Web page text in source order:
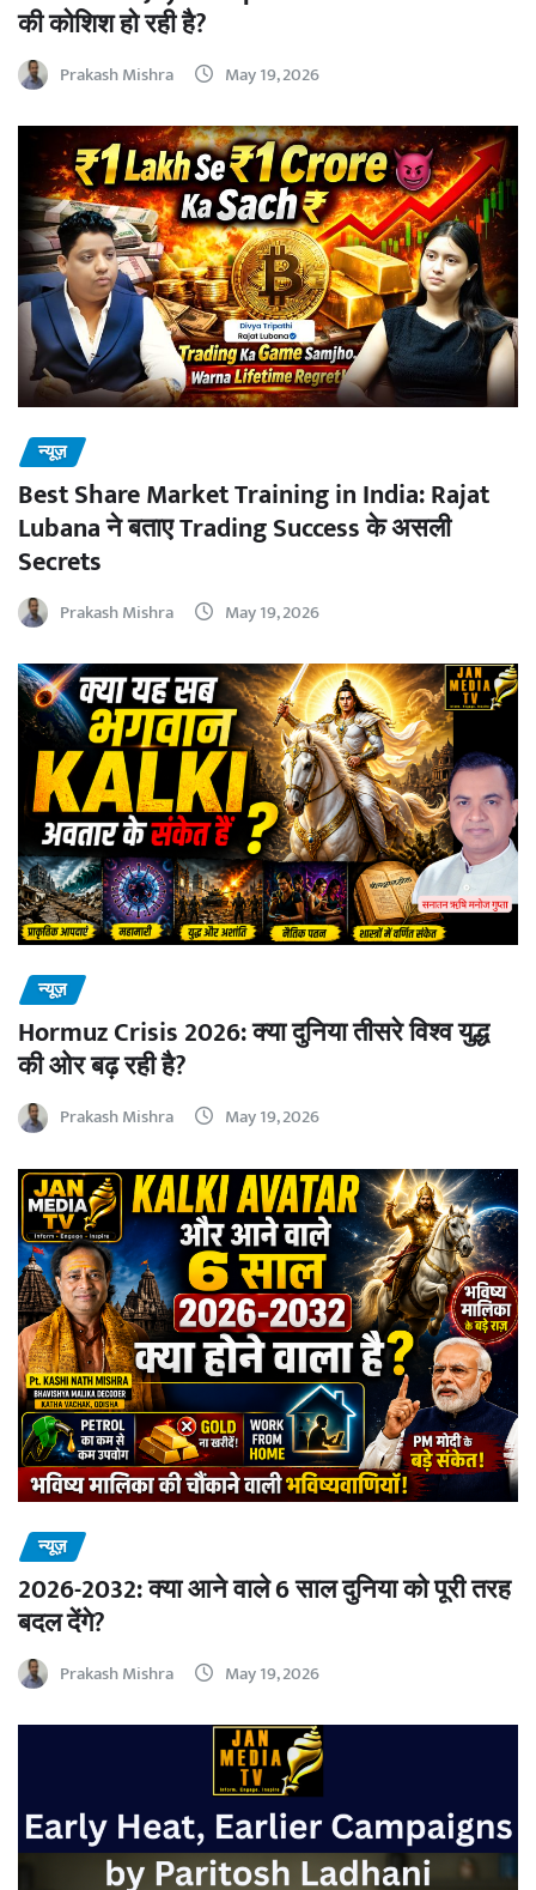
की कोशिश हो रही है?
Prakash Mishra May 19, 2026
न्यूज़
Best Share Market Training in India: Rajat
Lubana ने बताए Trading Success के असली
Secrets
Prakash Mishra May 19, 2026
न्यूज़
Hormuz Crisis 2026: क्या दुनिया तीसरे विश्व युद्ध
की ओर बढ़ रही है?
Prakash Mishra May 19, 2026
न्यूज़
2026-2032: क्या आने वाले 6 साल दुनिया को पूरी तरह
बदल देंगे?
Prakash Mishra May 19, 2026